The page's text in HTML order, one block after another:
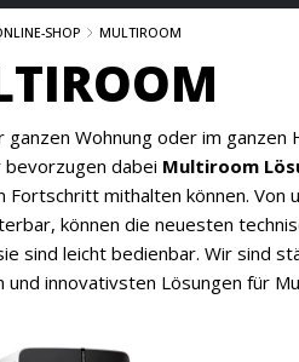
SHOP MULTIROOM
ganzen Wohnung oder im ganzen
bevorzugen dabei Multiroom
Fortschritt mithalten können. Von
können die neuesten
sind leicht bedienbar. Wir sind
innovativsten Lösungen für